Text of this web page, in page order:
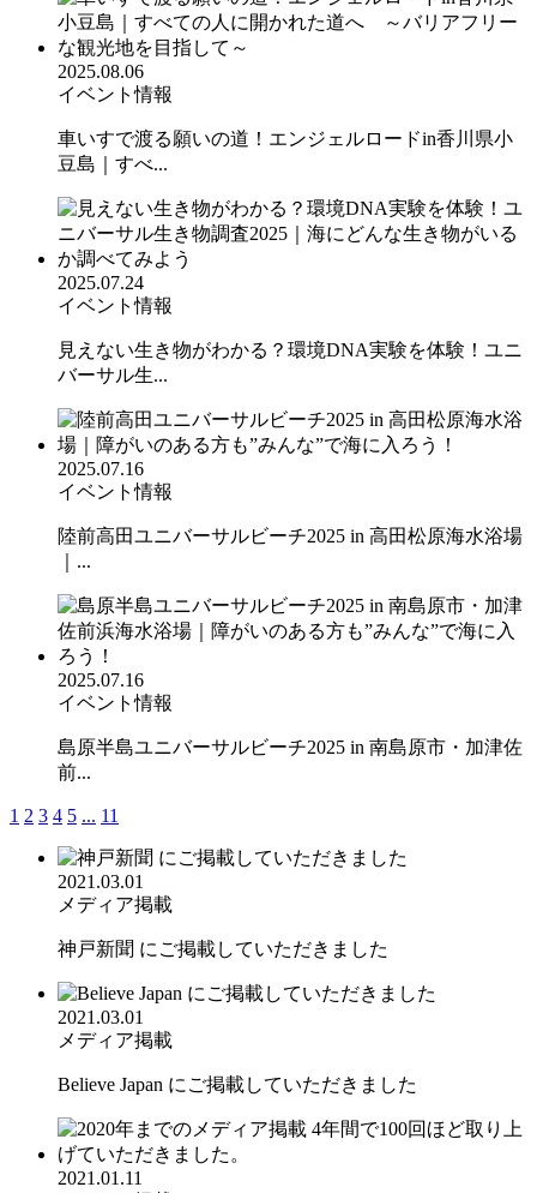
2025.08.06
イベント情報
車いすで渡る願いの道！エンジェルロードin香川県小
豆島｜すべ...
2025.07.24
イベント情報
見えない生き物がわかる？環境DNA実験を体験！ユニ
バーサル生...
2025.07.16
イベント情報
陸前高田ユニバーサルビーチ2025 in 高田松原海水浴場
｜...
2025.07.16
イベント情報
島原半島ユニバーサルビーチ2025 in 南島原市・加津佐
前...
1 2 3 4 5 ... 11
2021.03.01
メディア掲載
神戸新聞 にご掲載していただきました
2021.03.01
メディア掲載
Believe Japan にご掲載していただきました
2021.01.11